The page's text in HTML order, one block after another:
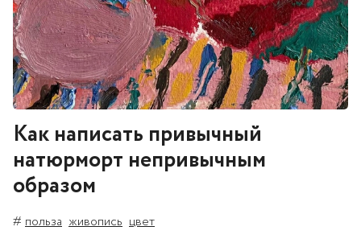
Как написать привычный
натюрморт непривычным
образом
# польза живопись цвет